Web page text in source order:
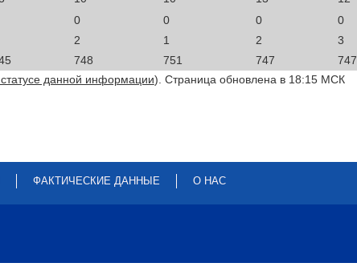
0 0 0 0
2 1 2 3
748 751 747 747
данной информации). Страница обновлена в 18:15 МСК
ФАКТИЧЕСКИЕ ДАННЫЕ О НАС